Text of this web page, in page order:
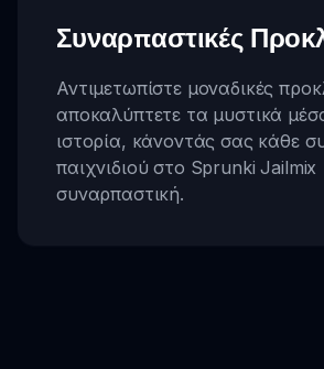
Συναρπαστικές
Αντιμετωπίστε μοναδικές
αποκαλύπτετε τα μυστικά
ιστορία, κάνοντάς σας κάθε
παιχνιδιού στο Sprunki Jailmix
συναρπαστική.